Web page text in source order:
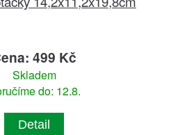
499 Kč
Skladem
do: 12.8.
Detail